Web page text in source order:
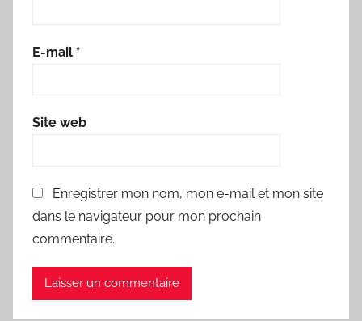
E-mail *
Site web
Enregistrer mon nom, mon e-mail et mon site
dans le navigateur pour mon prochain
commentaire.